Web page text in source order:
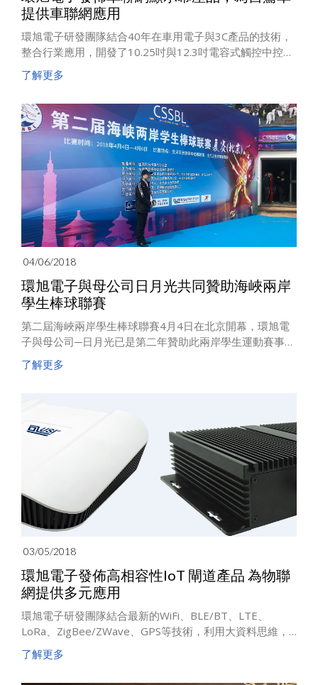
提供車聯網應用
環旭電子研發團隊結合40年在車用電子與3C產品的技術，
整合行業應用，開發了10.25吋與12.3吋電容式觸控中控影
音顯示器CID(CID: Central Integrated Display)、高清數位
儀錶與2吋液晶鑰匙等各種車聯網顯示屏產品，來支援車聯
了解更多
04/06/2018
環旭電子與母公司日月光共同贊助海峽兩岸
學生棒球聯賽
第二屆海峽兩岸學生棒球聯賽4月4日在北京開幕，環旭電
子與母公司─日月光已是第二年贊助此兩岸學生運動賽事。
兩岸的20支高校棒球隊在北京豐台棒球場進行為期三天的
第一階段複賽，7月將在臺灣臺中舉行第二階段複賽，總決
了解更多
03/05/2018
環旭電子發佈高相容性IoT 閘道產品 為物聯
網提供多元應用
環旭電子研發團隊結合最新的WiFi、BLE/BT、LTE、
LoRa、ZigBee/ZWave、GPS等技術，利用大資料思維，
整合行業應用，開發了基於Intel、TI和NXP平臺的IoT閘道
(IoT Gateway)產品和邊緣運算(Edge Computing)產品，
了解更多